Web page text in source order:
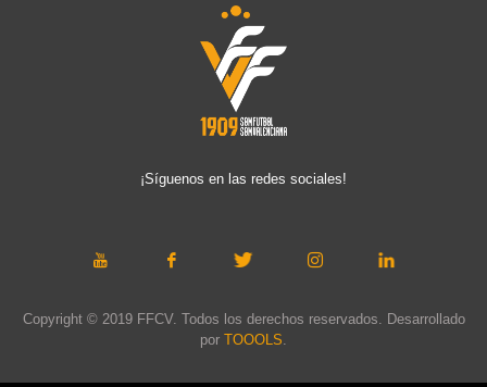
¡Síguenos en las redes sociales!
Copyright © 2019 FFCV. Todos los derechos reservados. Desarrollado
por TOOOLS